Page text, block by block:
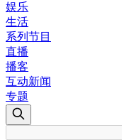
娱乐
生活
系列节目
直播
播客
互动新闻
专题